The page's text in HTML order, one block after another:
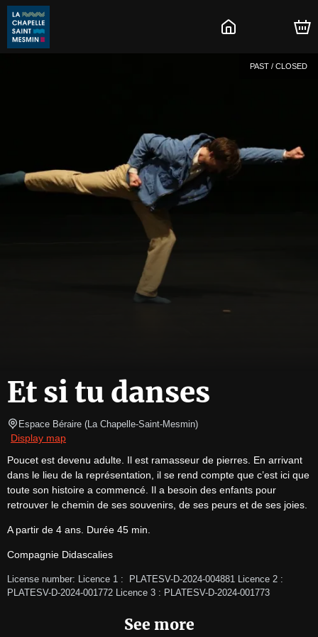
PAST / CLOSED
Et si tu danses
Espace Béraire (La Chapelle-Saint-Mesmin)
Display map
Poucet est devenu adulte. Il est ramasseur de pierres. En arrivant
dans le lieu de la représentation, il se rend compte que c’est ici que
toute son histoire a commencé. Il a besoin des enfants pour
retrouver le chemin de ses souvenirs, de ses peurs et de ses joies.
A partir de 4 ans. Durée 45 min.
Compagnie Didascalies
License number: Licence 1 :  PLATESV-D-2024-004881 Licence 2 :
PLATESV-D-2024-001772 Licence 3 : PLATESV-D-2024-001773
See more